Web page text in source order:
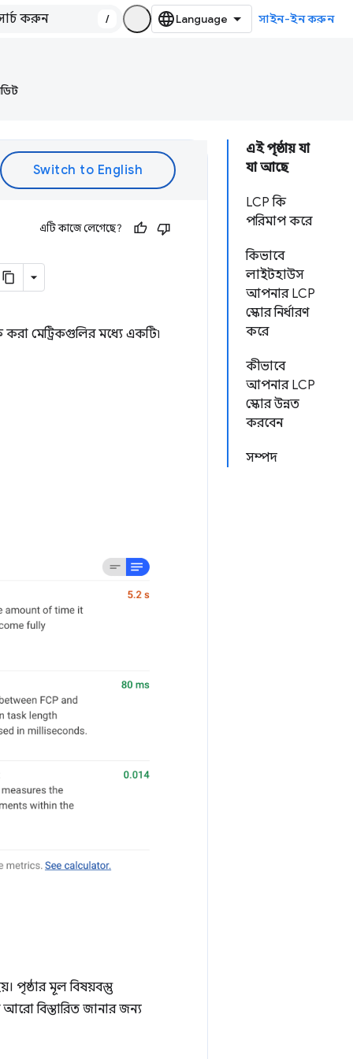
/ সাইন-ইন করুন
এই পৃষ্ঠায় যা
যা আছে
LCP কি
পরিমাপ করে
কিভাবে
লাইটহাউস
আপনার LCP
স্কোর নির্ধারণ
করে
কীভাবে
আপনার LCP
স্কোর উন্নত
করবেন
সম্পদ
এটি কাজে লেগেছে?
করা মেট্রিকগুলির মধ্যে একটি৷
পৃষ্ঠার মূল বিষয়বস্তু
বিস্তারিত জানার জন্য